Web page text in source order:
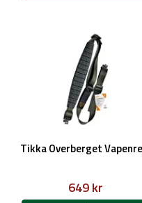
Tikka Overberget
649 kr